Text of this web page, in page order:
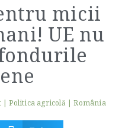
micii
UE nu
|Politica agricolă |România